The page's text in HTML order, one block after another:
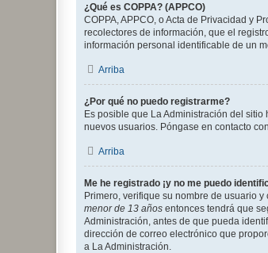
¿Qué es COPPA? (APPCO)
COPPA, APPCO, o Acta de Privacidad y
recolectores de información, que el
información personal identificable de un
Arriba
¿Por qué no puedo registrarme?
Es posible que La Administración del
nuevos usuarios. Póngase en contacto
Arriba
Me he registrado ¡y no me puedo
Primero, verifique su nombre de usuario
menor de 13 años entonces tendrá que
Administración, antes de que pueda
dirección de correo electrónico que
a La Administración.